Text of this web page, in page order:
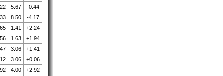
5.67
-0.44
8.50
-4.17
1.41
+2.24
1.63
+1.94
3.06
+1.41
3.06
+0.06
4.00
+2.92